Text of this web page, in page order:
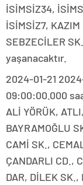
İSİMSİZ34,
İSİMSİZ7,
SEBZECİLER
yaşanacaktır.
2024-01-21
09:00:00.000
ALİ YÖRÜK,
BAYRAMOĞLU
CAMİ SK.,
ÇANDARLI CD.,
DAR, DİLEK SK.,